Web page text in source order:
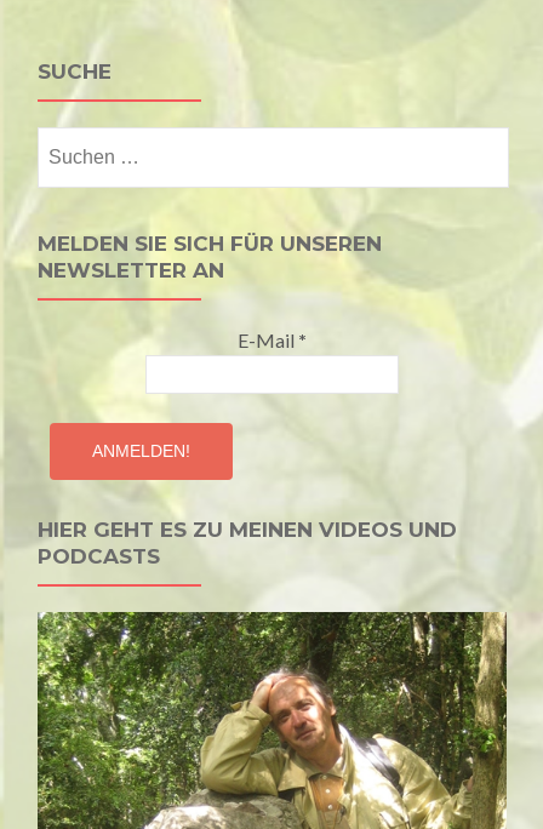
SUCHE
nach:
MELDEN SIE SICH FÜR UNSEREN
NEWSLETTER AN
E-Mail *
HIER GEHT ES ZU MEINEN VIDEOS UND
PODCASTS